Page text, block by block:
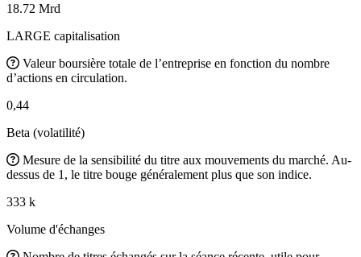
18.72 Mrd
LARGE capitalisation
Valeur boursière totale de l’entreprise en fonction du nombre
d’actions en circulation.
0,44
Beta (volatilité)
Mesure de la sensibilité du titre aux mouvements du marché. Au-
dessus de 1, le titre bouge généralement plus que son indice.
333 k
Volume d'échanges